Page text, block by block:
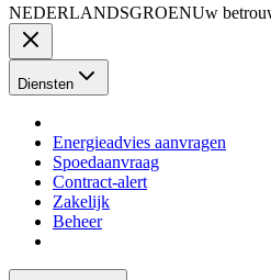
NEDERLANDSGROENUw
Diensten
Energieadvies aanvragen
Spoedaanvraag
Contract-alert
Zakelijk
Beheer